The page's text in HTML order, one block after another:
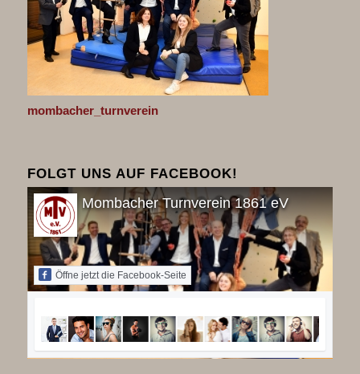
mombacher_turnverein
FOLGT UNS AUF FACEBOOK!
Mombacher Turnverein 1861 eV
Öffne jetzt die Facebook-Seite